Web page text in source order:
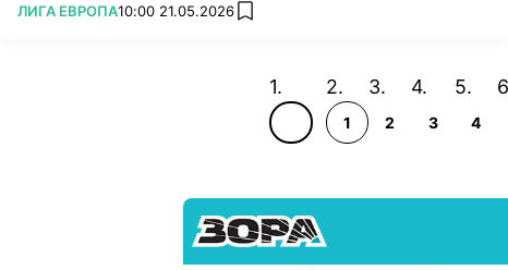
ПОВЕЧЕ ОТ
ЛИГА ЕВРОПА10:00 21.05.2026 add favorites
1 2 3 4